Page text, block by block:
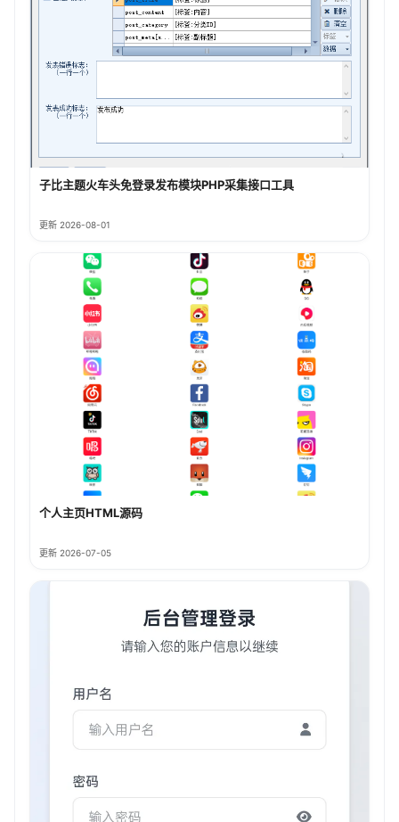
子比主题火车头免登录发布模块PHP采集接口工具
更新 2026-08-01
个人主页HTML源码
更新 2026-07-05